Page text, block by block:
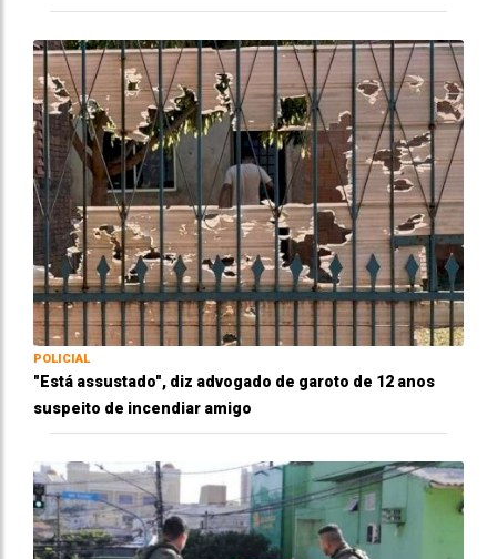
POLICIAL
"Está assustado", diz advogado de garoto de 12 anos
suspeito de incendiar amigo